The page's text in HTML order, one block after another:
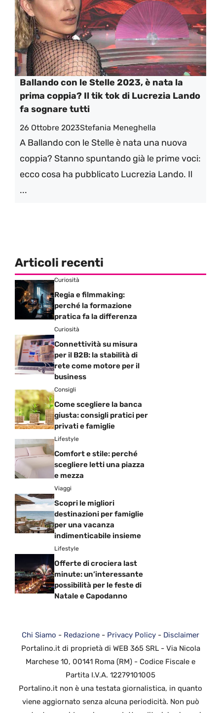
Ballando con le Stelle 2023, è nata la
prima coppia? Il tik tok di Lucrezia Lando
fa sognare tutti
26 Ottobre 2023Stefania Meneghella
A Ballando con le Stelle è nata una nuova
coppia? Stanno spuntando già le prime voci:
ecco cosa ha pubblicato Lucrezia Lando. Il
...
Articoli recenti
Curiosità
Regia e filmmaking:
perché la formazione
pratica fa la differenza
Curiosità
Connettività su misura
per il B2B: la stabilità di
rete come motore per il
business
Consigli
Come scegliere la banca
giusta: consigli pratici per
privati e famiglie
Lifestyle
Comfort e stile: perché
scegliere letti una piazza
e mezza
Viaggi
Scopri le migliori
destinazioni per famiglie
per una vacanza
indimenticabile insieme
Lifestyle
Offerte di crociera last
minute: un’interessante
possibilità per le feste di
Natale e Capodanno
Chi Siamo - Redazione - Privacy Policy - Disclaimer
Portalino.it di proprietà di WEB 365 SRL - Via Nicola
Marchese 10, 00141 Roma (RM) - Codice Fiscale e
Partita I.V.A. 12279101005
Portalino.it non è una testata giornalistica, in quanto
viene aggiornato senza alcuna periodicità. Non può